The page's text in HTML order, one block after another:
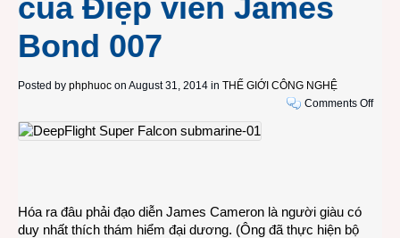
của Điệp viên James
Bond 007
Posted by phphuoc on August 31, 2014 in THẾ GIỚI CÔNG NGHỆ
Comments Offon
Hóa ra đâu phải đạo diễn James Cameron là người giàu có
duy nhất thích thám hiểm đại dương. (Ông đã thực hiện bộ